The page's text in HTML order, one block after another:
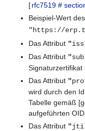
[rfc7519 #
Beispiel-Wert
"https://
Das Attribut "iss
Das Attribut "sub
Signaturzertifikat
Das Attribut "
wird durch den
Tabelle gemäß
aufgeführten
Das Attribut "jti